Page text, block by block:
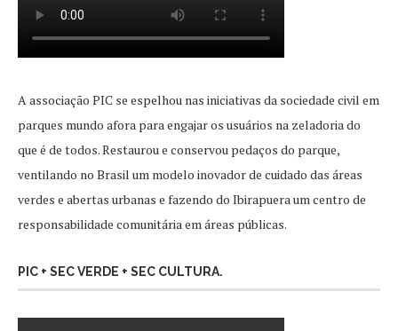
A associação PIC se espelhou nas iniciativas da sociedade civil em
parques mundo afora para engajar os usuários na zeladoria do
que é de todos. Restaurou e conservou pedaços do parque,
ventilando no Brasil um modelo inovador de cuidado das áreas
verdes e abertas urbanas e fazendo do Ibirapuera um centro de
responsabilidade comunitária em áreas públicas.
PIC + SEC VERDE + SEC CULTURA.